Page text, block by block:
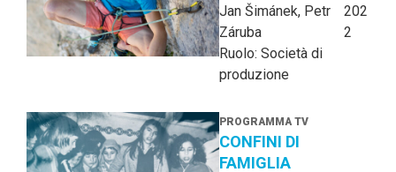
Jan Šimánek, Petr
Záruba
202
2
Ruolo: Società di
produzione
PROGRAMMA TV
CONFINI DI
FAMIGLIA